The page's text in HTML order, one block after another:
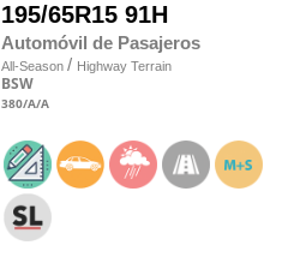
195/65R15 91H
Automóvil de Pasajeros
All-Season / Highway Terrain
BSW
380/A/A